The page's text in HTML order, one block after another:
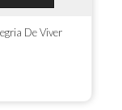
De Viver